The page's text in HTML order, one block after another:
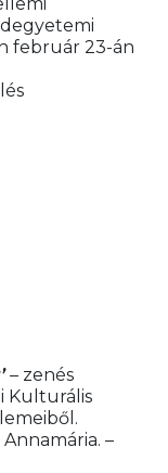
február 23-án
– zenés
Kulturális
–